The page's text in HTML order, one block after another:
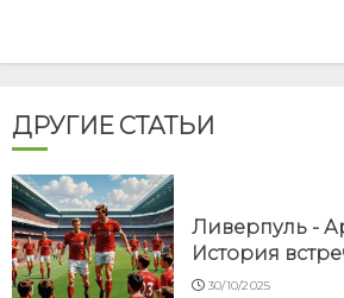
ДРУГИЕ СТАТЬИ
Ливерпуль -
История
30/10/2025